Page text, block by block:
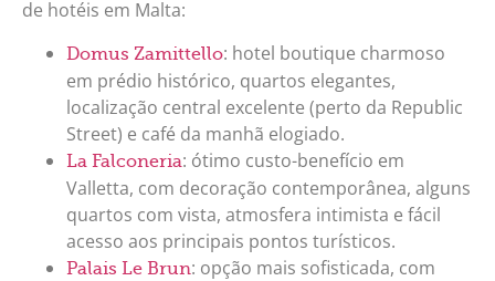
de hotéis em Malta:
Domus Zamittello: hotel boutique charmoso
em prédio histórico, quartos elegantes,
localização central excelente (perto da Republic
Street) e café da manhã elogiado.
La Falconeria: ótimo custo-benefício em
Valletta, com decoração contemporânea, alguns
quartos com vista, atmosfera intimista e fácil
acesso aos principais pontos turísticos.
Palais Le Brun: opção mais sofisticada, com